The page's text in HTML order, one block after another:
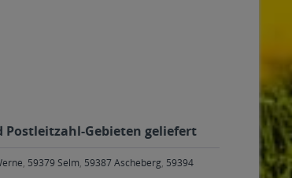
Postleitzahl-Gebieten geliefert
, 59379 Selm, 59387 Ascheberg, 59394